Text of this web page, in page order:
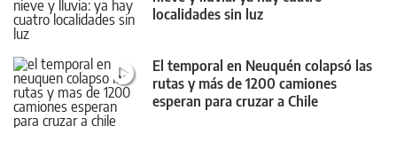
localidades sin luz
El temporal en Neuquén colapsó las
rutas y más de 1200 camiones
esperan para cruzar a Chile